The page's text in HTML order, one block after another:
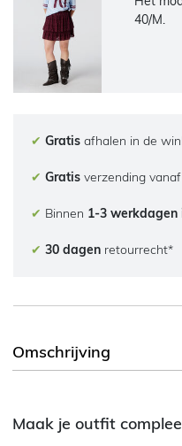
40/M.
✔ Gratis afhalen in de
✔ Gratis verzending
✔ Binnen 1-3 werkdagen
✔ 30 dagen retourrecht*
Omschrijving
Maak je outfit